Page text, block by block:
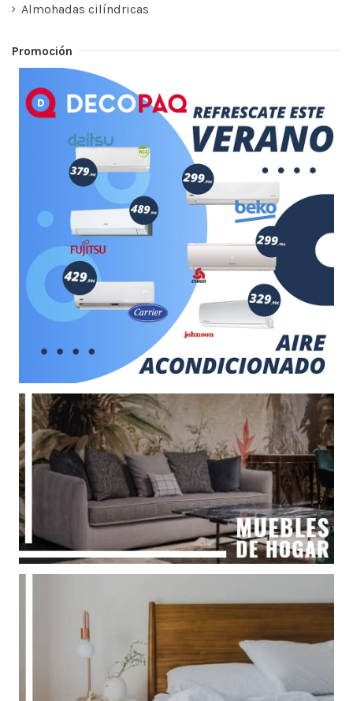
Almohadas cilíndricas
Promoción